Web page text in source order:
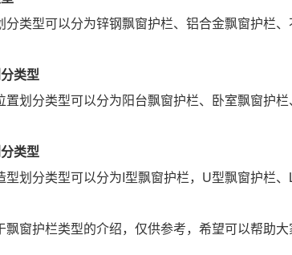
型可以分为锌钢飘窗护栏、铝合金飘窗护栏、
类型
分类型可以分为阳台飘窗护栏、卧室飘窗护栏
类型
分类型可以分为I型飘窗护栏，U型飘窗护栏、L
护栏类型的介绍，仅供参考，希望可以帮助大